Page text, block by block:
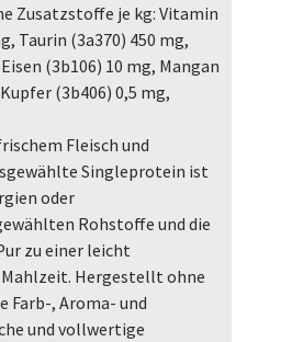
Zusatzstoffe je kg: Vitamin
Taurin (3a370) 450 mg,
(3b106) 10 mg, Mangan
(3b406) 0,5 mg,
Fleisch und
Singleprotein ist
oder
Rohstoffe und die
zu einer leicht
Mahlzeit. Hergestellt ohne
Farb-, Aroma- und
und vollwertige